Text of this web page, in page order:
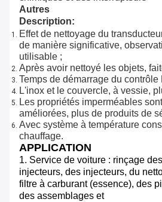
Autres
Description:
Effet de nettoyage du
de manière significative,
utilisable ;
Après avoir nettoyé les objets,
Temps de démarrage du contrôle
L'inox et le couvercle, à vessie,
Les propriétés imperméables
améliorées, plus de produits de
Avec système à température
chauffage.
APPLICATION
1. Service de voiture : rinçage
injecteurs, des injecteurs, du
filtre à carburant (essence), des
des assemblages et